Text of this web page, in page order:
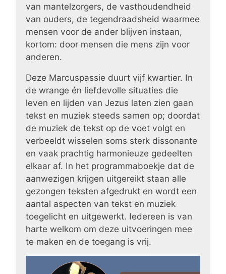
van mantelzorgers, de vasthoudendheid
van ouders, de tegendraadsheid waarmee
mensen voor de ander blijven instaan,
kortom: door mensen die mens zijn voor
anderen.
Deze Marcuspassie duurt vijf kwartier. In
de wrange én liefdevolle situaties die
leven en lijden van Jezus laten zien gaan
tekst en muziek steeds samen op; doordat
de muziek de tekst op de voet volgt en
verbeeldt wisselen soms sterk dissonante
en vaak prachtig harmonieuze gedeelten
elkaar af. In het programmaboekje dat de
aanwezigen krijgen uitgereikt staan alle
gezongen teksten afgedrukt en wordt een
aantal aspecten van tekst en muziek
toegelicht en uitgewerkt. Iedereen is van
harte welkom om deze uitvoeringen mee
te maken en de toegang is vrij.